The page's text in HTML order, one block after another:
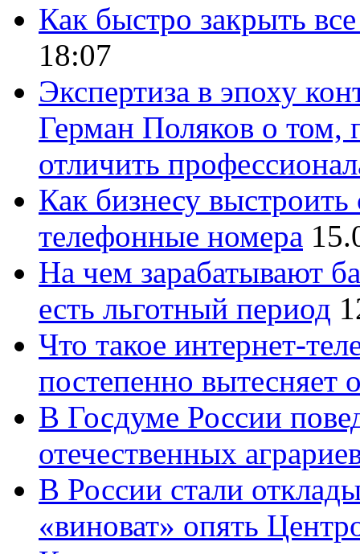
Как быстро закрыть
18:07
Экспертиза в эпоху
Герман Поляков о том,
отличить
Как бизнесу
телефонные номера
На чем зарабатывают
есть льготный период
Что такое интернет-
постепенно вытесняет
В Госдуме России
отечественных
В России стали
«виноват» опять